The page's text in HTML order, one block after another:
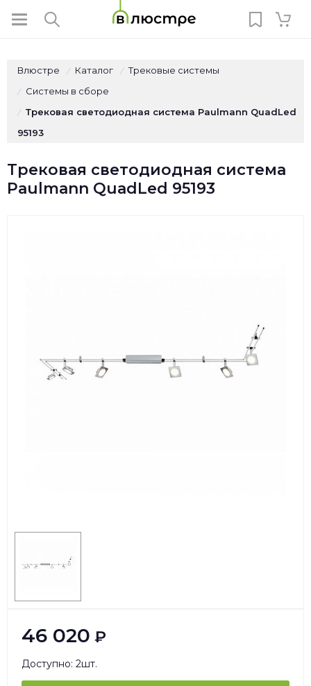
Влюстре / Каталог / Трековые системы
/ Системы в сборе
/
Трековая светодиодная система Paulmann QuadLed
95193
Трековая светодиодная система
Paulmann QuadLed 95193
46 020 ₽
Доступно: 2шт.